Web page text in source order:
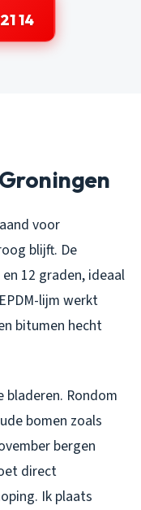
14
voor
blijft. De
12 graden, ideaal
lijm werkt
bitumen hecht
Rondom
bomen zoals
bergen
direct
Ik plaats